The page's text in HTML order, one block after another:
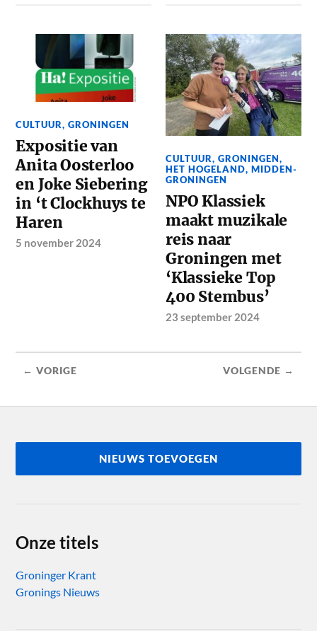
CULTUUR,GRONINGEN
Expositie van
Anita Oosterloo
en Joke Siebering
in ‘t Clockhuys te
Haren
5 november 2024
CULTUUR,GRONINGEN,
HET HOGELAND,MIDDEN-
GRONINGEN
NPO Klassiek
maakt muzikale
reis naar
Groningen met
‘Klassieke Top
400 Stembus’
23 september 2024
← VORIGE VOLGENDE →
NIEUWS TOEVOEGEN
Onze titels
Groninger Krant
Gronings Nieuws